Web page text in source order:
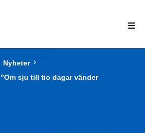
Nyheter
sju till tio dagar vänder